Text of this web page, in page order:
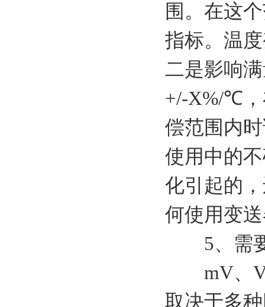
围。在这
指标。温
二是影响
+/-X%/℃，
偿范围内
使用中的
化引起的
何使用变
5、需要
mV、V
取决于多